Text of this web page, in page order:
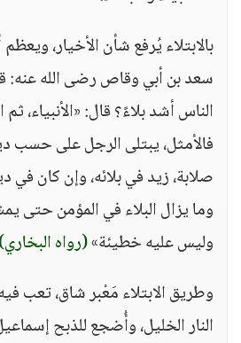
بالابتلاء يُرفع شأن الأخيار، ويعظم
سعد بن أبي وقاص رضى الله عنه:
الناس أشد بلاءً؟ قال: «الأنبياء،
فالأمثل، يبتلى الرجل على حسب
صلابة، زيد في بلائه، وإن كان في
وما يزال البلاء في المؤمن حتى
وليس عليه خطيئة»(رواه البخاري)
وطريق الابتلاء مَعْبر شاق، تعب
النار الخليل، وأُضجع للذبح